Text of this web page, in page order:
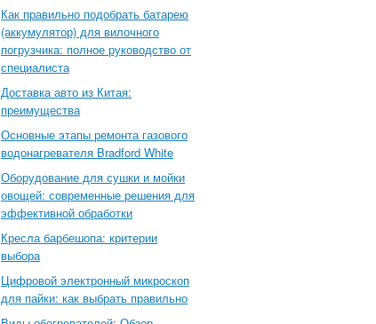
Как правильно подобрать батарею
(аккумулятор) для вилочного
погрузчика: полное руководство от
специалиста
Доставка авто из Китая:
преимущества
Основные этапы ремонта газового
водонагревателя Bradford White
Оборудование для сушки и мойки
овощей: современные решения для
эффективной обработки
Кресла барбешопа: критерии
выбора
Цифровой электронный микроскоп
для пайки: как выбрать правильно